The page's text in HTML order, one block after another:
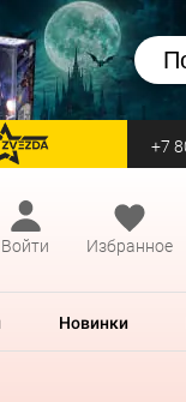
перейти на Zvezda +7
Войти
Избранное
Новинки